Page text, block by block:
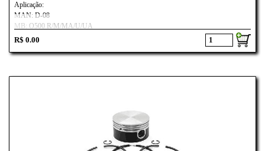
Aplicação:
MAN: D-08
MB: O500 R/M/MA/U/UA
AXOR MOTORES O457
R$ 0.00